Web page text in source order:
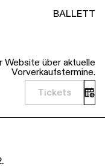
BALLETT
Website über aktuelle
Vorverkaufstermine.
Tickets